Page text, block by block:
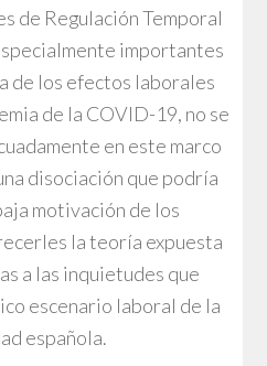
de Regulación Temporal
importantes
de los efectos laborales
de la COVID-19, no se
en este marco
disociación que podría
motivación de los
la teoría expuesta
a las inquietudes que
escenario laboral de la
española.